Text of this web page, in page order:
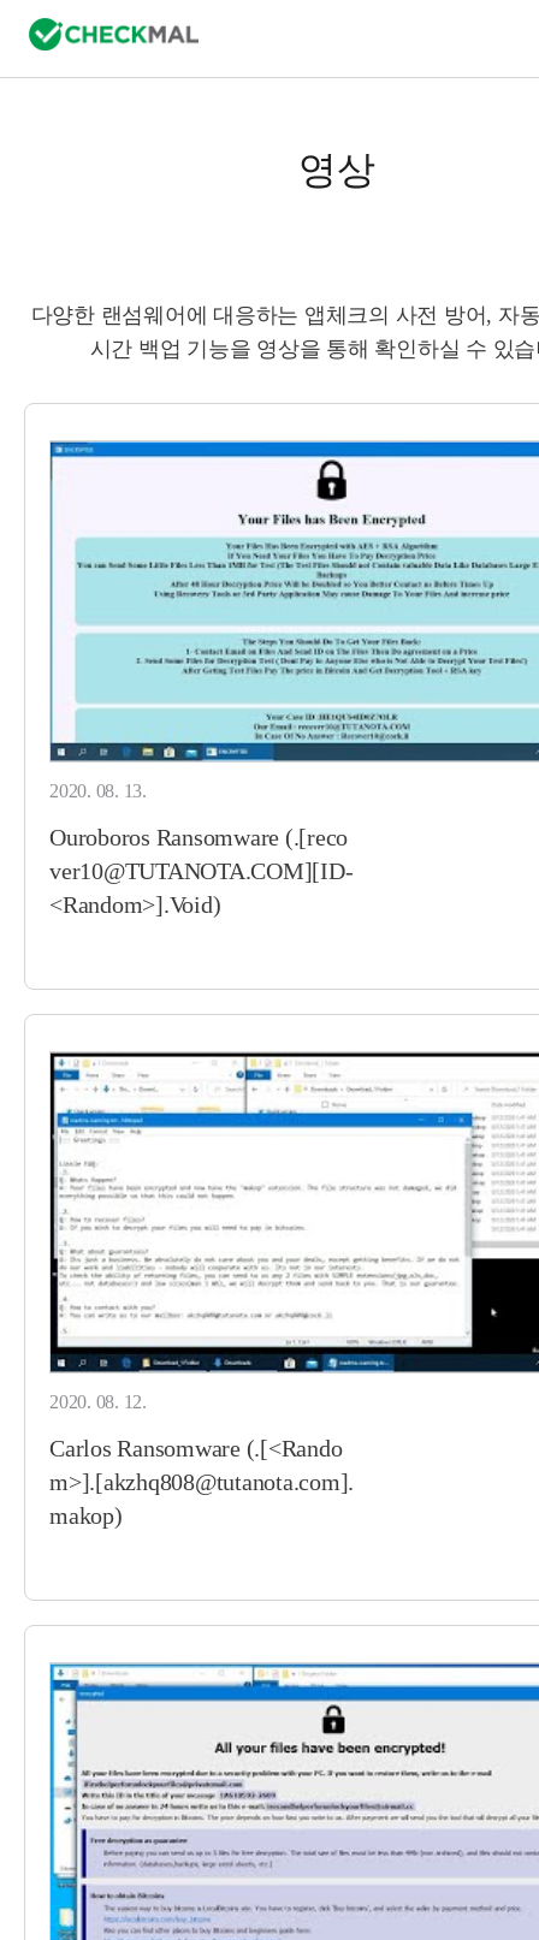
영상
다양한 랜섬웨어에 대응하는 앱체크의 사전 방어, 자
시간 백업 기능을 영상을 통해 확인하실 수 있
2020. 08. 13.
Ouroboros Ransomware (.[reco
ver10@TUTANOTA.COM][ID-
<Random>].Void)
2020. 08. 12.
Carlos Ransomware (.[<Rando
m>].[akzhq808@tutanota.com].
makop)